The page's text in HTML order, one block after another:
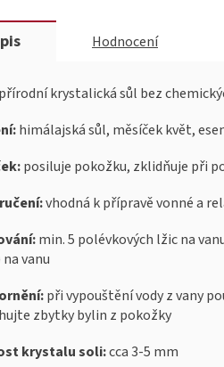
Hodnocení
krystalická sůl bez
himálajská sůl, měsíček květ,
posiluje pokožku, zklidňuje při
vhodná k přípravě vonné a
min. 5 polévkových lžic na
na vanu
při vypouštění vody z vany
zbytky bylin z pokožky
krystalu soli:cca 3-5 mm